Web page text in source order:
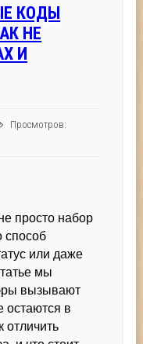
КОДЫ
НЕ
И
Просмотров:
просто набор
способ
или даже
мы
вызывают
остаются в
отличить